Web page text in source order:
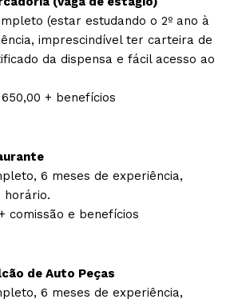
(estar estudando o 2º ano à
imprescindível ter carteira de
da dispensa e fácil acesso ao
+ benefícios
6 meses de experiência,
horário.
comissão e benefícios
de Auto Peças
6 meses de experiência,